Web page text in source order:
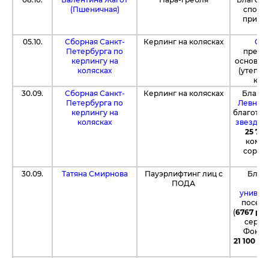
(Пшеничная)
05.10.
Сборная Санкт-
Петербурга по
керлингу на
колясках
Керлинг на колясках
основе
30.09.
Сборная Санкт-
Петербурга по
керлингу на
колясках
Керлинг на колясках
звезды"
25
30.09.
Татяна Смирнова
Пауэрлифтинг лиц с
ПОДА
(6767
Фонду
21 100